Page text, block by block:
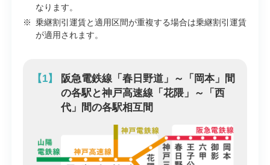
なります。
※ 乗継割引運賃と適用区間が重複する場合は乗継割引運賃
が適用されます。
【1】
阪急電鉄線「春日野道」～「岡本」間
の各駅と神戸高速線「花隈」～「西
代」間の各駅相互間